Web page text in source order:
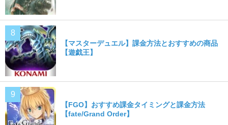
【マスターデュエル】課金方法とおすすめの商品
【遊戯王】
【FGO】おすすめ課金タイミングと課金方法
【fate/Grand Order】